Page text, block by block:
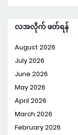
လအလိုက် ဖတ်ရန်
August 2026
July 2026
June 2026
May 2026
April 2026
March 2026
February 2026